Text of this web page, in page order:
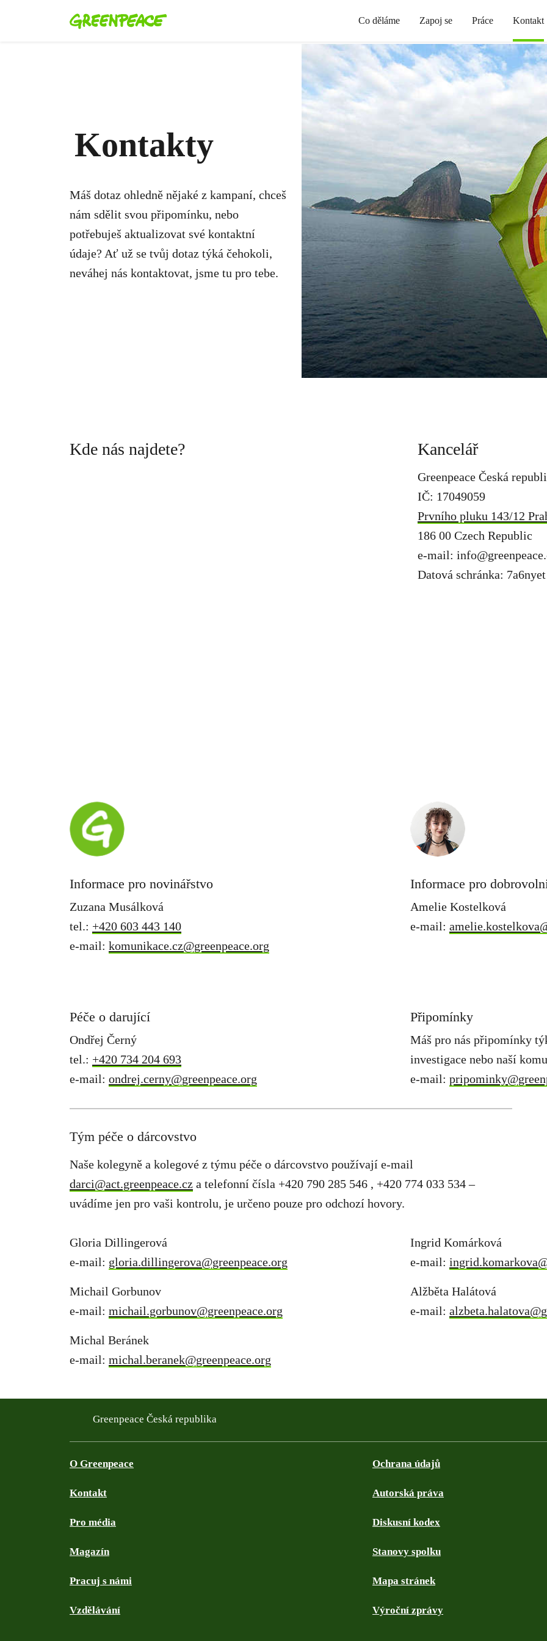
Co děláme Zapoj se Práce Kontakt
Kontakty
Máš dotaz ohledně nějaké z kampaní, chceš
nám sdělit svou připomínku, nebo
potřebuješ aktualizovat své kontaktní
údaje? Ať už se tvůj dotaz týká čehokoli,
neváhej nás kontaktovat, jsme tu pro tebe.
Kde nás najdete? Kancelář
Greenpeace Česká
IČ: 17049059
Prvního pluku 143/12
186 00 Czech Republic
e-mail:
Datová schránka: 7a6nyet
Informace pro novinářstvo
Zuzana Musálková
tel.: +420 603 443 140
e-mail: komunikace.cz@greenpeace.org
Informace pro
Amelie Kostelková
e-mail:
Péče o darující
Ondřej Černý
tel.: +420 734 204 693
e-mail: ondrej.cerny@greenpeace.org
Připomínky
Máš pro nás připomínky
investigace nebo naší
e-mail:
Tým péče o dárcovstvo
Naše kolegyně a kolegové z týmu péče o dárcovstvo používají e-mail
darci@act.greenpeace.cz a telefonní čísla +420 790 285 546 , +420 774 033 534 –
uvádíme jen pro vaši kontrolu, je určeno pouze pro odchozí hovory.
Gloria Dillingerová
e-mail: gloria.dillingerova@greenpeace.org
Michail Gorbunov
e-mail: michail.gorbunov@greenpeace.org
Michal Beránek
e-mail: michal.beranek@greenpeace.org
Ingrid Komárková
e-mail:
Alžběta Halátová
e-mail:
Greenpeace Česká republika
O Greenpeace
Kontakt
Pro média
Magazín
Pracuj s námi
Vzdělávání
Ochrana údajů
Autorská práva
Diskusní kodex
Stanovy spolku
Mapa stránek
Výroční zprávy